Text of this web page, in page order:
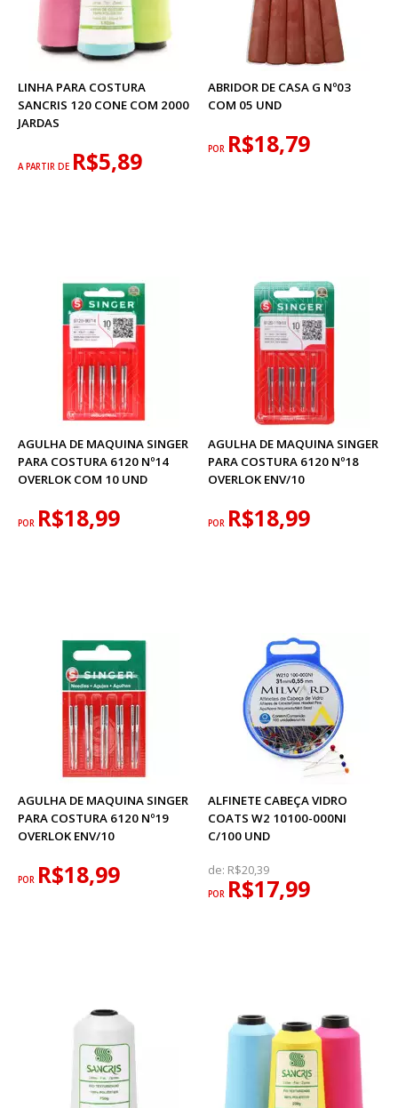
LINHA PARA COSTURA
SANCRIS 120 CONE COM 2000
JARDAS
A PARTIR DE R$5,89
ABRIDOR DE CASA G Nº03
COM 05 UND
POR R$18,79
AGULHA DE MAQUINA SINGER
PARA COSTURA 6120 Nº14
OVERLOK COM 10 UND
POR R$18,99
AGULHA DE MAQUINA SINGER
PARA COSTURA 6120 Nº18
OVERLOK ENV/10
POR R$18,99
AGULHA DE MAQUINA SINGER
PARA COSTURA 6120 Nº19
OVERLOK ENV/10
POR R$18,99
ALFINETE CABEÇA VIDRO
COATS W2 10100-000NI
C/100 UND
de: R$20,39
POR R$17,99